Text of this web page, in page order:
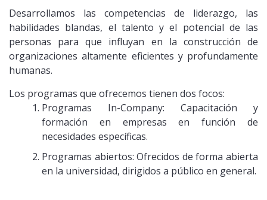
Alumnos Profesores Antiguos Alumnos Padres
Empresas
Público general
Licenciamiento Biblioteca Noticias
Desarrollamos las competencias de liderazgo, las
habilidades blandas, el talento y el potencial de las
personas para que influyan en la construcción de
organizaciones altamente eficientes y profundamente
humanas.
Los programas que ofrecemos tienen dos focos:
Programas In-Company: Capacitación y
formación en empresas en función de
necesidades específicas.
Programas abiertos: Ofrecidos de forma abierta
en la universidad, dirigidos a público en general.